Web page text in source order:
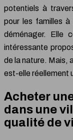
potentiels à
pour les familles à
déménager. Elle
intéressante
de la nature. Mais,
est-elle réellement
Acheter
dans une
qualité de